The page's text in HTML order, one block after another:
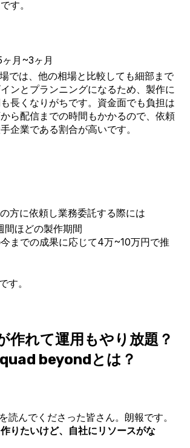
す。
月~3ヶ月
では、他の相場と比較しても細部まで
ンとプランニングになるため、製作に
長くなりがちです。資金面でも負担は
ら配信までの時間もかかるので、依頼
企業である割合が高いです。
方に依頼し業務委託する際には
間ほどの製作期間
までの成果に応じて4万~10万円で推
す。
作れて運用もやり放題？
beyondとは？
読んでくださった皆さん。朗報です。
作りたいけど、自社にリソースがな